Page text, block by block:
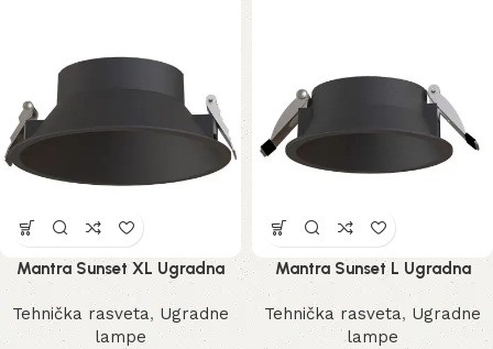
Mantra Sunset XL Ugradna
Lampa
Tehnička rasveta, Ugradne
lampe
Mantra Sunset L Ugradna
Lampa
Tehnička rasveta, Ugradne
lampe